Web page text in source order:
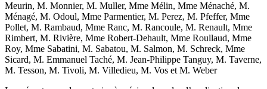
Meurin, M. Monnier, M. Muller, Mme Mélin, Mme Ménaché, M.
Ménagé, M. Odoul, Mme Parmentier, M. Perez, M. Pfeffer, Mme
Pollet, M. Rambaud, Mme Ranc, M. Rancoule, M. Renault, Mme
Rimbert, M. Rivière, Mme Robert-Dehault, Mme Roullaud, Mme
Roy, Mme Sabatini, M. Sabatou, M. Salmon, M. Schreck, Mme
Sicard, M. Emmanuel Taché, M. Jean-Philippe Tanguy, M. Taverne,
M. Tesson, M. Tivoli, M. Villedieu, M. Vos et M. Weber